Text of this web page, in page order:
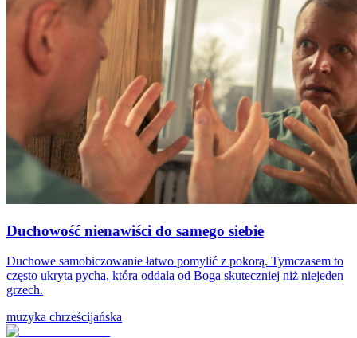
Duchowość nienawiści do samego siebie
Duchowe samobiczowanie łatwo pomylić z pokorą. Tymczasem to
często ukryta pycha, która oddala od Boga skuteczniej niż niejeden
grzech.
muzyka chrześcijańska